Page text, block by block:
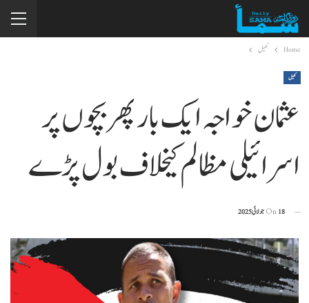
Home کھیل
کھیل
عثمان خواجہ ایک بار پھر بچوں پر
اسرائیلی مظالم کیخلاف بول پڑے
On18 جولائی 2025